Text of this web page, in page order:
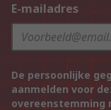
E-mailadres
De persoonlijke
aanmelden voor
overeenstemming